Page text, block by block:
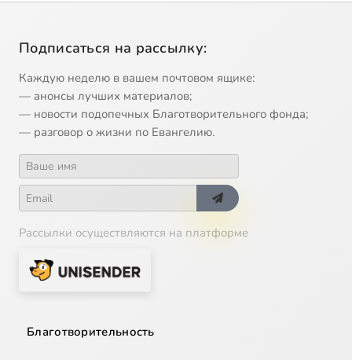
Подписаться на рассылку:
Каждую неделю в вашем почтовом ящике:
— анонсы лучших материалов;
— новости подопечных Благотворительного фонда;
— разговор о жизни по Евангелию.
Рассылки осуществляются на платформе
Благотворительность